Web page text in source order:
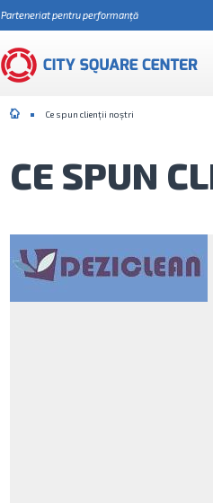
Parteneriat pentru performanţă
Ce spun clienții noștri
CE SPUN